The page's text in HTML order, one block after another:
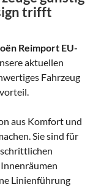
trifft
Reimport EU-
aktuellen
Fahrzeug
aus Komfort und
Sie sind für
Linienführung